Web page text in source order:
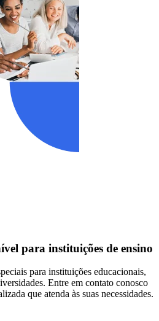
para instituições de ensino
para instituições educacionais,
Entre em contato conosco
que atenda às suas necessidades.